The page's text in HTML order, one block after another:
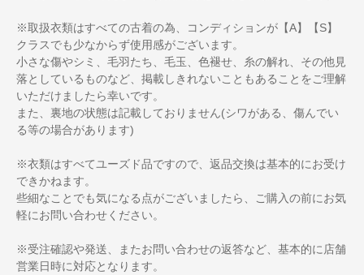
※取扱衣類はすべての古着の為、コンディションが【A】【S】
クラスでも少なからず使用感がございます。
小さな傷やシミ、毛羽たち、毛玉、色褪せ、糸の解れ、その他見
落としているものなど、掲載しきれないこともあることをご理解
いただけましたら幸いです。
また、裏地の状態は記載しておりません(シワがある、傷んでい
る等の場合があります)
※衣類はすべてユーズド品ですので、返品交換は基本的にお受け
できかねます。
些細なことでも気になる点がございましたら、ご購入の前にお気
軽にお問い合わせください。
※受注確認や発送、またお問い合わせの返答など、基本的に店舗
営業日時に対応となります。